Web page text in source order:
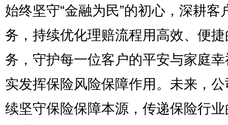
始终坚守“金融为民”的初心，深耕客
务，持续优化理赔流程用高效、便
务，守护每一位客户的平安与家庭
实发挥保险风险保障作用。未来，
续坚守保险保障本源，传递保险行